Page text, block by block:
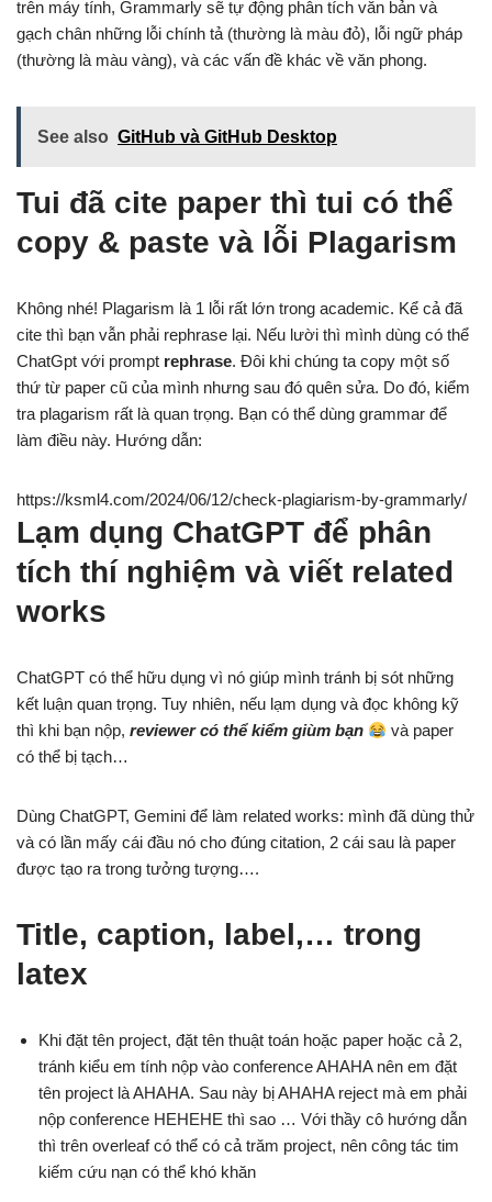
trên máy tính, Grammarly sẽ tự động phân tích văn bản và
gạch chân những lỗi chính tả (thường là màu đỏ), lỗi ngữ pháp
(thường là màu vàng), và các vấn đề khác về văn phong.
See also GitHub và GitHub Desktop
Tui đã cite paper thì tui có thể
copy & paste và lỗi Plagarism
Không nhé! Plagarism là 1 lỗi rất lớn trong academic. Kể cả đã
cite thì bạn vẫn phải rephrase lại. Nếu lười thì mình dùng có thể
ChatGpt với prompt rephrase. Đôi khi chúng ta copy một số
thứ từ paper cũ của mình nhưng sau đó quên sửa. Do đó, kiểm
tra plagarism rất là quan trọng. Bạn có thể dùng grammar để
làm điều này. Hướng dẫn:
https://ksml4.com/2024/06/12/check-plagiarism-by-grammarly/
Lạm dụng ChatGPT để phân
tích thí nghiệm và viết related
works
ChatGPT có thể hữu dụng vì nó giúp mình tránh bị sót những
kết luận quan trọng. Tuy nhiên, nếu lạm dụng và đọc không kỹ
thì khi bạn nộp, reviewer có thể kiểm giùm bạn
và paper
có thể bị tạch…
Dùng ChatGPT, Gemini để làm related works: mình đã dùng thử
và có lần mấy cái đầu nó cho đúng citation, 2 cái sau là paper
được tạo ra trong tưởng tượng….
Title, caption, label,… trong
latex
Khi đặt tên project, đặt tên thuật toán hoặc paper hoặc cả 2,
tránh kiểu em tính nộp vào conference AHAHA nên em đặt
tên project là AHAHA. Sau này bị AHAHA reject mà em phải
nộp conference HEHEHE thì sao … Với thầy cô hướng dẫn
thì trên overleaf có thể có cả trăm project, nên công tác tim
kiếm cứu nạn có thể khó khăn